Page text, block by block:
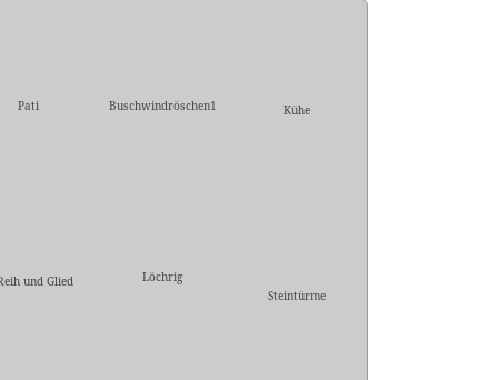
Pati Buschwindröschen1 Kühe
und Glied
Löchrig
Steintürme